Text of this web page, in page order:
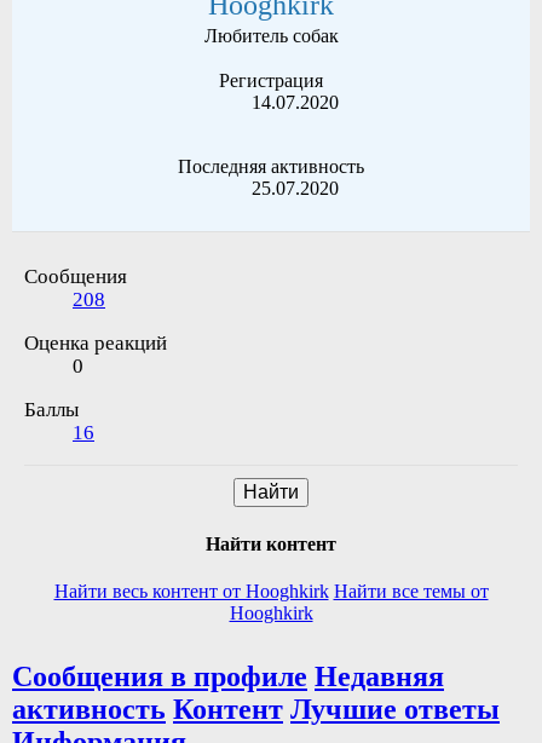
Любитель собак
Регистрация
14.07.2020
Последняя активность
25.07.2020
Сообщения
208
Оценка реакций
0
Баллы
16
Найти
Найти контент
Найти весь контент от Hooghkirk Найти все темы от
Hooghkirk
Сообщения в профиле Недавняя
активность Контент Лучшие ответы